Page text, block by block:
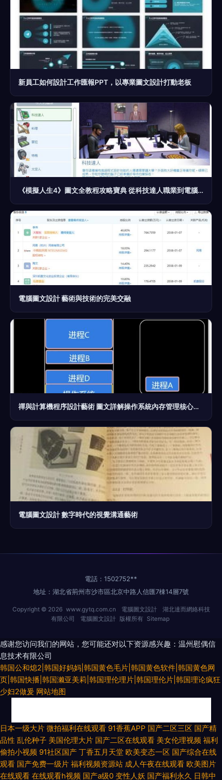
新員工如何設計工作匯報PPT，以專業圖文設計打動老板
《模擬人生4》圖文全教程攻略寶典 從科技達人職業到電腦圖文設計的共同路線解析
電腦圖文設計 藝術與技術的完美交融
禪與計算機程序設計藝術 圖文詳解操作系統內存管理核心機制
電腦圖文設計 數字時代的視覺溝通藝術
電話：1502752**
地址：湖北省荊州市沙市區北京中路人信匯7棟14層7號
Copyright © 2026 www.gytq.com.cn 電腦圖文設計
湖北達而網絡科技
有限公司
電腦圖文設計 版權所有 Sitemap
感谢您访问我们的网站，您可能还对以下资源感兴趣：温州慰偶信
息技术有限公司
韩国公和熄2|韩国好妈妈|韩国黄色毛片|韩国黄色软件|韩国黄色网
页|韩国快播|韩国濑亚美莉|韩国理伦理片|韩国理伦片|韩国理论疯狂
少妇2做爰 网站地图
美精品91爱爱 91网站在线观看入口 成人巨网站 东方四虎私人影院 亚洲男人
的天堂www 91探花网 先锋av影音av成人 91色超碰香蕉 黄色视频A 日本伊
日本一级大片 微拍福利在线观看 91香蕉APP 国产二区三区 国产精
品性 乱伦种子 美国伦理大片 国产二区在线观看 美女伦理视频 福利
偷拍小视频 91社区国产 丁香五月天堂 欧美变态一区 国产综合在线
观看 国产免费一级片 福利视频资源站 成人午夜在线观看 欧美图片
在线观看 在线观看h视频 国产a级0 变性人妖 国产福利永久 日韩中